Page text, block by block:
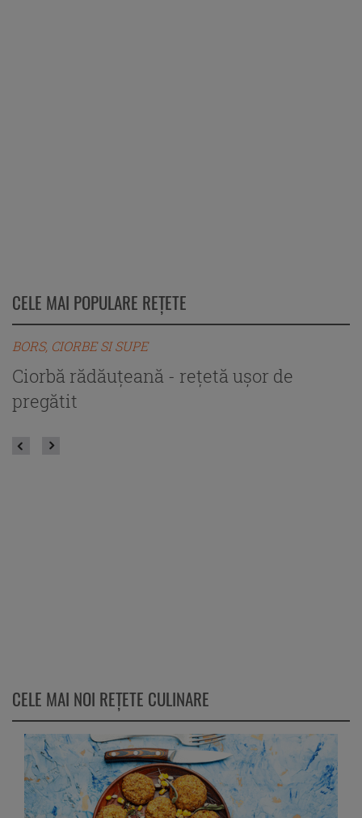
CELE MAI POPULARE REȚETE
BORS, CIORBE SI SUPE
Ciorbă rădăuțeană - rețetă ușor de
pregătit
CELE MAI NOI REȚETE CULINARE